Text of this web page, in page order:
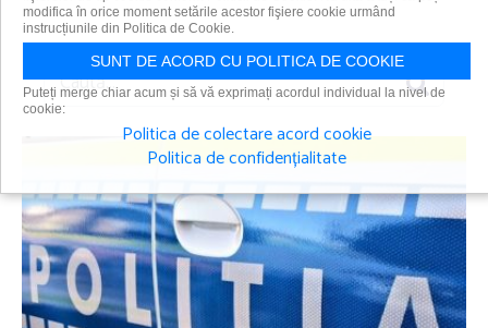
Caută
modifica în orice moment setările acestor fişiere cookie urmând
instrucțiunile din Politica de Cookie.
SUNT DE ACORD CU POLITICA DE COOKIE
Puteți merge chiar acum și să vă exprimați acordul individual la nivel de
cookie:
Politica de colectare acord cookie
Politica de confidențialitate